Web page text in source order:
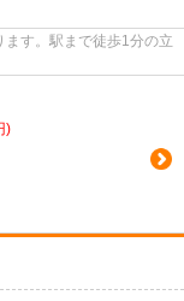
す。駅まで徒歩1分の立
)